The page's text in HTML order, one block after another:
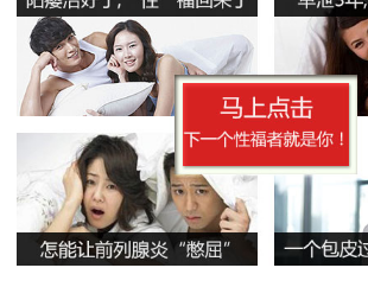
男性阳痿会有哪些危害
早泄要严于律己
阳痿 早泄 不射精
正确认识男科检查莫“误解”它
男科检查增生会影响性生活吗
男性男科检查灼痛是怎么回事
男科检查 男科检查增生 男科检查痛
龟头的异味什么导致的
男人睾丸胀痛的原因是什么
精囊炎有哪些危害呢
尿道炎是什么原因导致的
包皮龟头炎 尿道炎 睾丸炎
无精症的预防措施要怎么做呢
精子畸形率高的主要原因
弱精症有哪些常见的原因
少精症是又哪些疾病诱发出来的呢